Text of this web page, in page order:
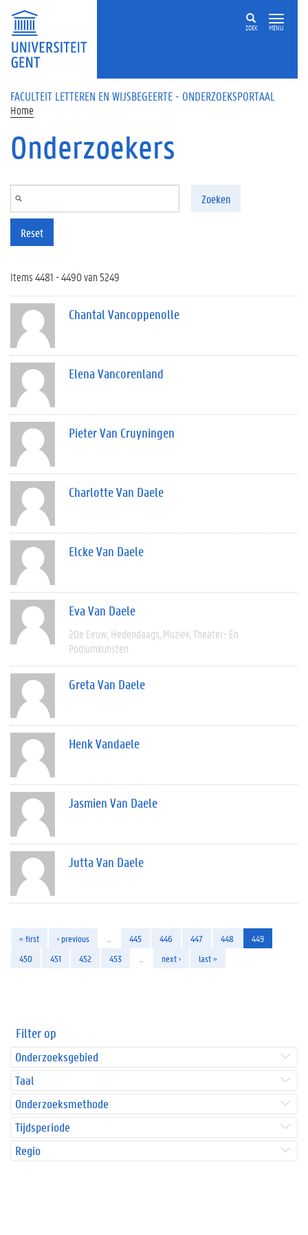
Overslaan en naar de inhoud gaan
ZOEK MENU
FACULTEIT LETTEREN EN WIJSBEGEERTE - ONDERZOEKSPORTAAL
Home
Onderzoekers
Zoeken
Reset
Items 4481 - 4490 van 5249
Chantal Vancoppenolle
Elena Vancorenland
Pieter Van Cruyningen
Charlotte Van Daele
Elcke Van Daele
Eva Van Daele
20e Eeuw Hedendaags Muziek Theater- En
Podiumkunsten
Greta Van Daele
Henk Vandaele
Jasmien Van Daele
Jutta Van Daele
« first ‹ previous 445 446 447 448
449
450
451 452 453 next › last »
Filter op
Onderzoeksgebied
Taal
Onderzoeksmethode
Tijdsperiode
Regio